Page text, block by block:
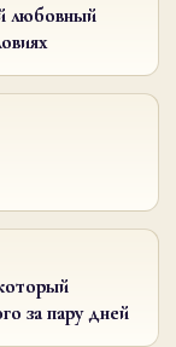
любовный
за пару дней